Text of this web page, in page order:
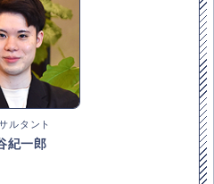
ルタント
紀一郎